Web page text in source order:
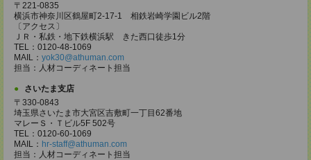
〒221-0835
横浜市神奈川区鶴屋町2-17-1 相鉄岩崎学園ビル2階
〔アクセス〕
ＪＲ・私鉄・地下鉄横浜駅 きた西口徒歩1分
TEL：0120-48-1069
MAIL： yok30@athuman.com
担当：人材コーディネート担当
さいたま支店
〒330-0843
埼玉県さいたま市大宮区吉敷町一丁目62番地
マレーＳ・Ｔビル5F 502号
TEL：0120-60-1069
MAIL： hr-staff@athuman.com
担当：人材コーディネート担当